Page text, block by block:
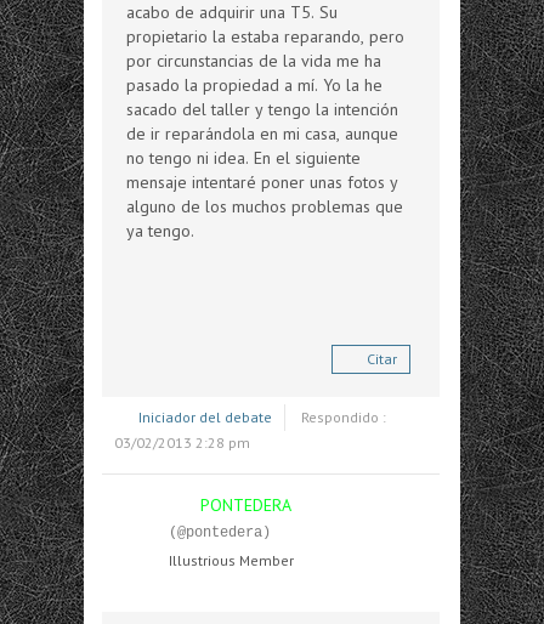
acabo de adquirir una T5. Su
propietario la estaba reparando, pero
por circunstancias de la vida me ha
pasado la propiedad a mí. Yo la he
sacado del taller y tengo la intención
de ir reparándola en mi casa, aunque
no tengo ni idea. En el siguiente
mensaje intentaré poner unas fotos y
alguno de los muchos problemas que
ya tengo.
Citar
Iniciador del debate
03/02/2013 2:28 pm
PONTEDERA
(@pontedera)
Illustrious Member